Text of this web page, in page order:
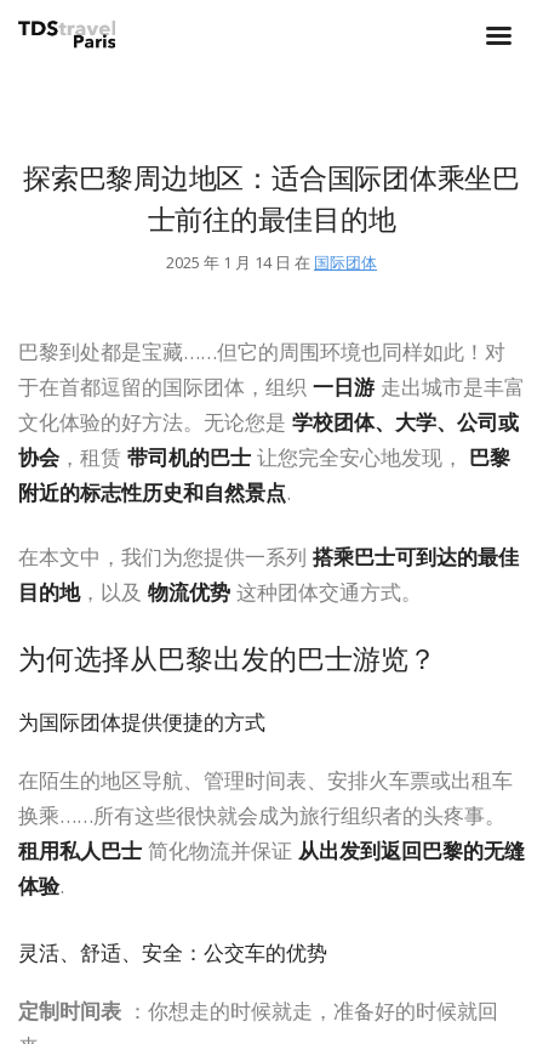
探索巴黎周边地区：适合国际团体乘坐巴
士前往的最佳目的地
2025 年 1 月 14 日 在 国际团体
巴黎到处都是宝藏……但它的周围环境也同样如此！对
于在首都逗留的国际团体，组织 一日游走出城市是丰富
文化体验的好方法。无论您是 学校团体、大学、公司或
协会 ，租赁 带司机的巴士 让您完全安心地发现， 巴黎
附近的标志性历史和自然景点.
在本文中，我们为您提供一系列 搭乘巴士可到达的最佳
目的地，以及 物流优势 这种团体交通方式。
为何选择从巴黎出发的巴士游览？
为国际团体提供便捷的方式
在陌生的地区导航、管理时间表、安排火车票或出租车
换乘……所有这些很快就会成为旅行组织者的头疼事。
租用私人巴士 简化物流并保证 从出发到返回巴黎的无缝
体验.
灵活、舒适、安全：公交车的优势
定制时间表 ：你想走的时候就走，准备好的时候就回